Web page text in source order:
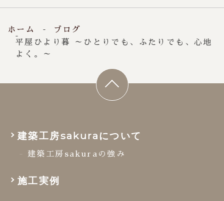
ホーム
ブログ
平屋ひより暮 ～ひとりでも、ふたりでも、心地
よく。～
建築工房sakuraについて
建築工房sakuraの強み
施工実例